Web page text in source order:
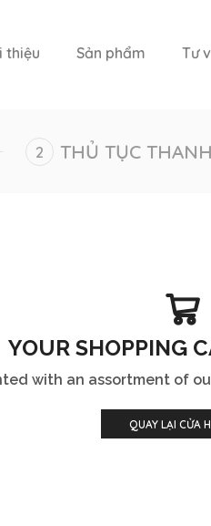
thiệu Sản phẩm Tư
THỦ TỤC
YOUR SHOPPING
with an assortment of
QUAY LẠI CỬA